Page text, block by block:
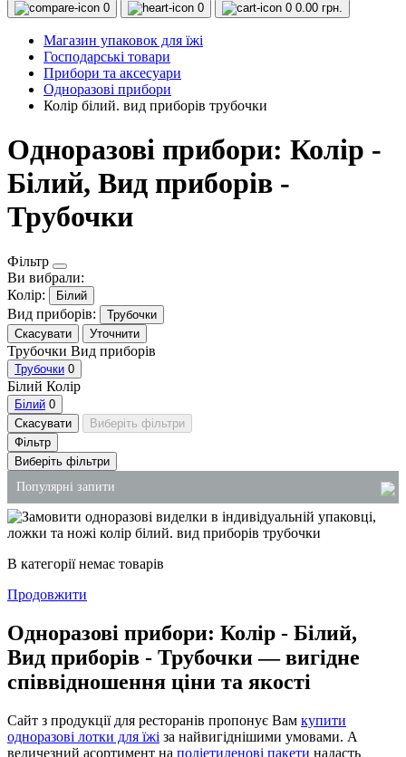
0 0 0 0.00 грн.
Магазин упаковок для їжі
Господарські товари
Прибори та аксесуари
Одноразові прибори
Колір білий. вид приборів трубочки
Одноразові прибори: Колір -
Білий, Вид приборів -
Трубочки
Фільтр
Ви вибрали:
Колір:
Білий
Вид приборів:
Трубочки
Скасувати
Уточнити
Трубочки Вид приборів
Трубочки 0
Білий Колір
Білий 0
Скасувати
Виберіть фільтри
Фільтр
Виберіть фільтри
Популярні запити
контейнери для соусу
господарські товари для ресторану
пакети замовити
відро пластикове з кришкою для харчових продуктів
В категорії немає товарів
Продовжити
Одноразові прибори: Колір - Білий,
Вид приборів - Трубочки — вигідне
співвідношення ціни та якості
Сайт з продукції для ресторанів пропонує Вам купити
одноразові лотки для їжі за найвигіднішими умовами. А
величезний асортимент на поліетиленові пакети надасть